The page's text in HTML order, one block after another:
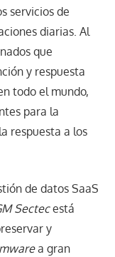
servicios de
diarias. Al
que
y respuesta
todo el mundo,
para la
respuesta a los
de datos SaaS
Sectecestá
y
a gran